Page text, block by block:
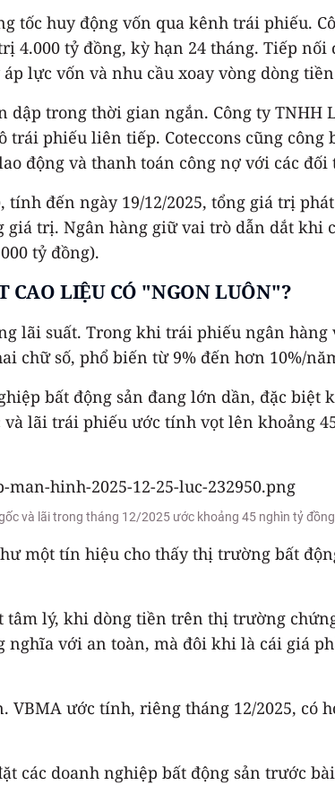
tốc huy động vốn qua kênh trái phiếu.
4.000 tỷ đồng, kỳ hạn 24 tháng. Tiếp
lực vốn và nhu cầu xoay vòng dòng
trong thời gian ngắn. Công ty
phiếu liên tiếp. Coteccons cũng công
động và thanh toán công nợ với các đối
đến ngày 19/12/2025, tổng giá trị
trị. Ngân hàng giữ vai trò dẫn dắt
tỷ đồng).
CAO LIỆU CÓ "NGON LUÔN"?
lãi suất. Trong khi trái phiếu ngân
chữ số, phổ biến từ 9% đến hơn 10%/
bất động sản đang lớn dần, đặc biệt
lãi trái phiếu ước tính vọt lên khoảng
và lãi trong tháng 12/2025 ước khoảng 45 nghìn tỷ đồng
một tín hiệu cho thấy thị trường bất
lý, khi dòng tiền trên thị trường
nghĩa với an toàn, mà đôi khi là cái giá
ước tính, riêng tháng 12/2025, có
các doanh nghiệp bất động sản trước